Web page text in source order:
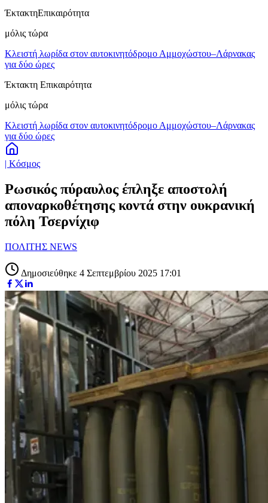
ΈκτακτηΕπικαιρότητα
μόλις τώρα
Κλειστή λωρίδα στον αυτοκινητόδρομο Αμμοχώστου–Λάρνακας
για δύο ώρες
Έκτακτη Επικαιρότητα
μόλις τώρα
Κλειστή λωρίδα στον αυτοκινητόδρομο Αμμοχώστου–Λάρνακας
για δύο ώρες
| Κόσμος
Ρωσικός πύραυλος έπληξε αποστολή
αποναρκοθέτησης κοντά στην ουκρανική
πόλη Τσερνίχιφ
ΠΟΛΙΤΗΣ NEWS
Δημοσιεύθηκε 4 Σεπτεμβρίου 2025 17:01